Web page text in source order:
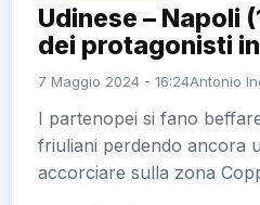
Udinese – Napoli
dei protagonisti
7 Maggio 2024 - 16:24Antonio
I partenopei si fano
friuliani perdendo ancora
accorciare sulla zona